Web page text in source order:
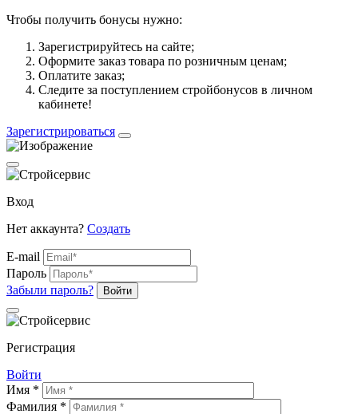
Чтобы получить бонусы нужно:
Зарегистрируйтесь на сайте;
Оформите заказ товара по розничным ценам;
Оплатите заказ;
Следите за поступлением стройбонусов в личном
кабинете!
Зарегистрироваться
Вход
Нет аккаунта? Создать
E-mail
Пароль
Забыли пароль?
Войти
Регистрация
Войти
Имя *
Фамилия *